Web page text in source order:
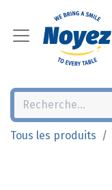
Tous les produits